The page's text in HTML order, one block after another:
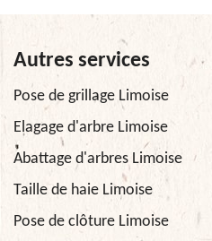
Autres services
Pose de grillage Limoise
Elagage d'arbre Limoise
Abattage d'arbres Limoise
Taille de haie Limoise
Pose de clôture Limoise